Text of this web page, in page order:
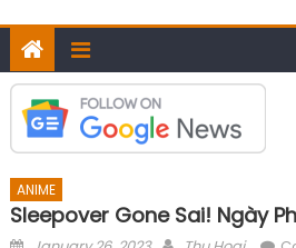
ANIME
Sleepover Gone Sai! Ngày